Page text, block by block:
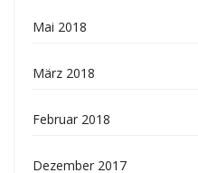
Mai 2018
März 2018
Februar 2018
Dezember 2017